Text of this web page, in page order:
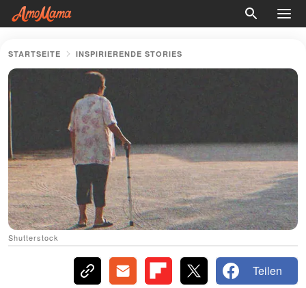
STARTSEITE INSPIRIERENDE STORIES
Shutterstock
Teilen